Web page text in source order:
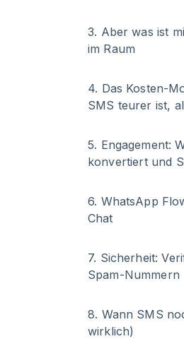
3. Aber was ist
im Raum
4. Das Kosten-
SMS teurer ist,
5. Engagement:
konvertiert und
6. WhatsApp
Chat
7. Sicherheit:
Spam-Nummern
8. Wann SMS
wirklich)